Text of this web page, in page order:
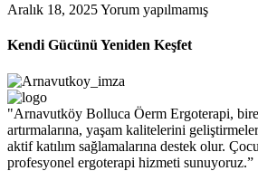
Aralık 18, 2025Yorum yapılmamış
Kendi Gücünü Yeniden Keşfet
"Arnavutköy Bolluca Öerm Ergoterapi,
artırmalarına, yaşam kalitelerini
aktif katılım sağlamalarına destek olur.
profesyonel ergoterapi hizmeti sunuyoruz.”